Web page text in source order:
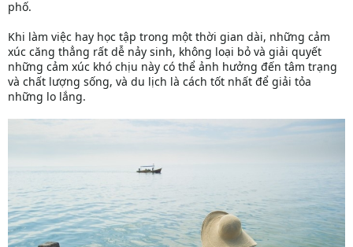
phố.
Khi làm việc hay học tập trong một thời gian dài, những cảm
xúc căng thẳng rất dễ nảy sinh, không loại bỏ và giải quyết
những cảm xúc khó chịu này có thể ảnh hưởng đến tâm trạng
và chất lượng sống, và du lịch là cách tốt nhất để giải tỏa
những lo lắng.